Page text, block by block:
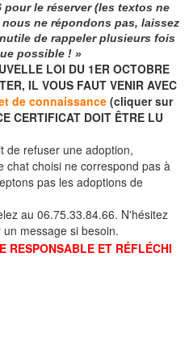
pour le réserver (les textos ne
ne répondons pas, laissez
de rappeler plusieurs fois
possible ! »
LOI DU 1ER OCTOBRE
IL VOUS FAUT VENIR AVEC
de connaissance (cliquer sur
CERTIFICAT DOIT ÊTRE LU
de refuser une adoption,
chat choisi ne correspond pas à
pas les adoptions de
au 06.75.33.84.66. N'hésitez
message si besoin.
RESPONSABLE ET RÉFLÉCHI